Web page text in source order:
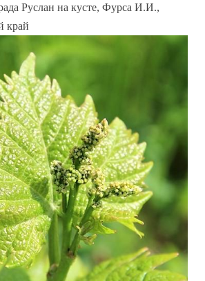
Руслан на кусте, Фурса И.И.,
край